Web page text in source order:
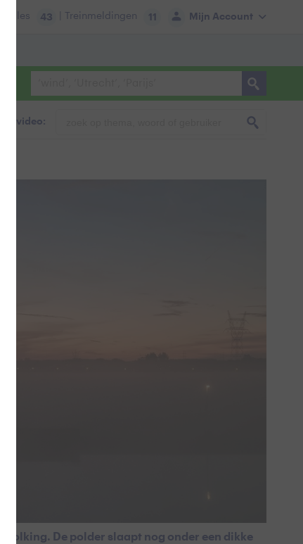
Mijn Account
Files 43 | Treinmeldingen 11
& video:
De polder slaapt nog onder een dikke